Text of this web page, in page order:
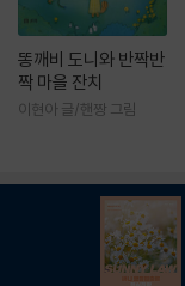
똥깨비 도니와 반짝반
짝 마을 잔치
이현아 글/핸짱 그림